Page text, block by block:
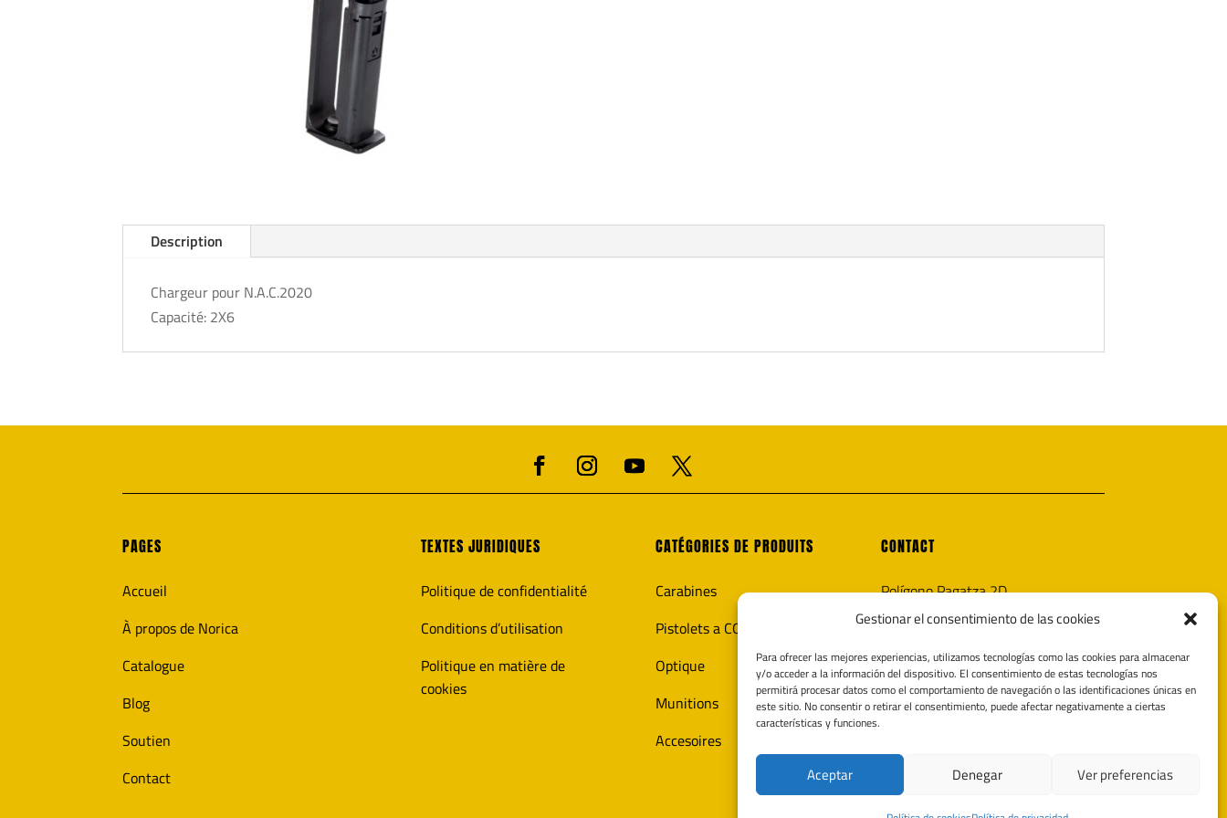
Gestionar el consentimiento de las cookies
Para ofrecer las mejores experiencias, utilizamos tecnologías como las cookies para almacenar
y/o acceder a la información del dispositivo. El consentimiento de estas tecnologías nos
permitirá procesar datos como el comportamiento de navegación o las identificaciones únicas en
este sitio. No consentir o retirar el consentimiento, puede afectar negativamente a ciertas
características y funciones.
Aceptar Denegar Ver preferencias
Description
Chargeur pour N.A.C.2020
Capacité: 2X6
PAGES
Accueil
À propos de Norica
Catalogue
Blog
Soutien
Contact
TEXTES JURIDIQUES
Politique de confidentialité
Conditions d’utilisation
Politique en matière de
cookies
CATÉGORIES DE PRODUITS
Carabines
Pistolets a CO2
Optique
Munitions
Accesoires
CONTACT
Polígono Pagatza 2D
20690 Elgeta, Gipuzkoa (España)
info@noricaairguns.com